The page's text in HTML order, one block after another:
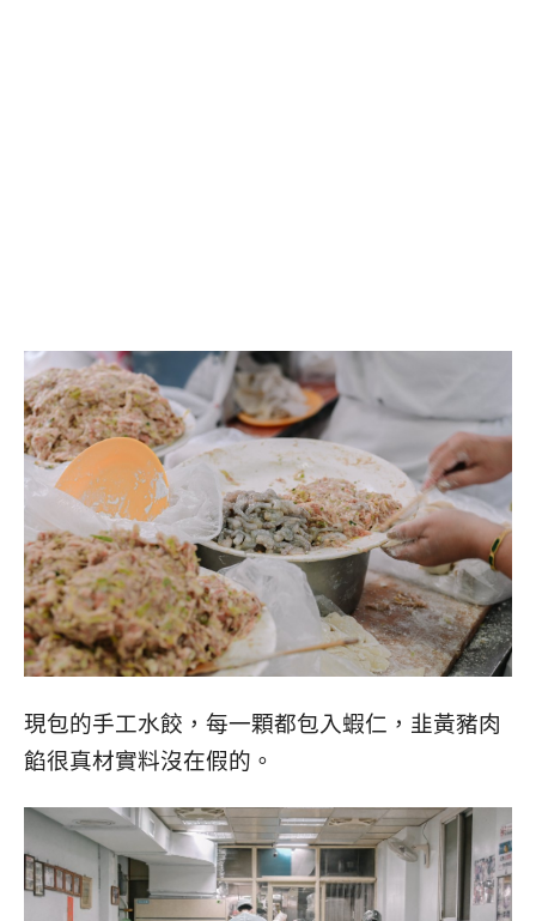
現包的手工水餃，每一顆都包入蝦仁，韭黃豬肉
餡很真材實料沒在假的。